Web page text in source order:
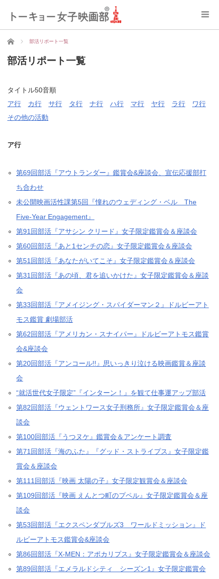
ホーム 部活リポート一覧
部活リポート一覧
タイトル50音順
ア行
カ行 サ行 タ行 ナ行 ハ行 マ行 ヤ行 ラ行
ワ行
その他の活動
ア行
第69回部活『アウトランダー』鑑賞会&座談会、宣伝応援部打
ち合わせ
未公開映画活性課第5回『憧れのウェディング・ベル The
Five-Year Engagement』
第91回部活『アサシン クリード』女子限定鑑賞会＆座談会
第60回部活『あと1センチの恋』女子限定鑑賞会＆座談会
第51回部活『あなたがいてこそ』女子限定鑑賞会＆座談会
第31回部活『あの頃、君を追いかけた』女子限定鑑賞会＆座談
会
第33回部活『アメイジング・スパイダーマン２』ドルビーアト
モス鑑賞 劇場部活
第62回部活『アメリカン・スナイパー』ドルビーアトモス鑑賞
会&座談会
第20回部活『アンコール!!』思いっきり泣ける映画鑑賞＆座談
会
“就活世代女子限定”『インターン！』を観て仕事運アップ部活
第82回部活『ウェントワース女子刑務所』女子限定鑑賞会＆座
談会
第100回部活『うつヌケ』鑑賞会＆アンケート調査
第71回部活『海のふた』『グッド・ストライプス』女子限定鑑
賞会＆座談会
第111回部活『映画 太陽の子』女子限定観賞会＆座談会
第109回部活『映画 えんとつ町のプペル』女子限定鑑賞会＆座
談会
第53回部活『エクスペンダブルズ3 ワールドミッション』ド
ルビーアトモス鑑賞会&座談会
第86回部活『X-MEN：アポカリプス』女子限定鑑賞会＆座談会
第89回部活『エメラルドシティ シーズン1』女子限定鑑賞会